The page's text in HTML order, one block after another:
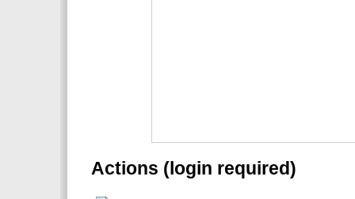
Actions (login required)